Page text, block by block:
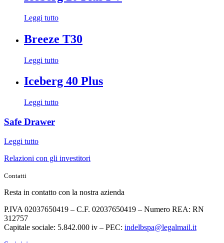
Leggi tutto
Breeze T30
Leggi tutto
Iceberg 40 Plus
Leggi tutto
Safe Drawer
Leggi tutto
Relazioni con gli investitori
Contatti
Resta in contatto con la nostra azienda
P.IVA 02037650419 – C.F. 02037650419 – Numero REA: RN
312757
Capitale sociale: 5.842.000 iv – PEC: indelbspa@legalmail.it